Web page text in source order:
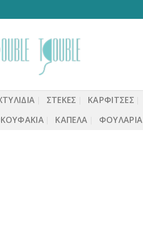
ΣΤΈΚΕΣ ΚΑΡΦΙΤΣΕΣ
ΚΑΠΈΛΑ ΦΟΥΛΆΡΙΑ